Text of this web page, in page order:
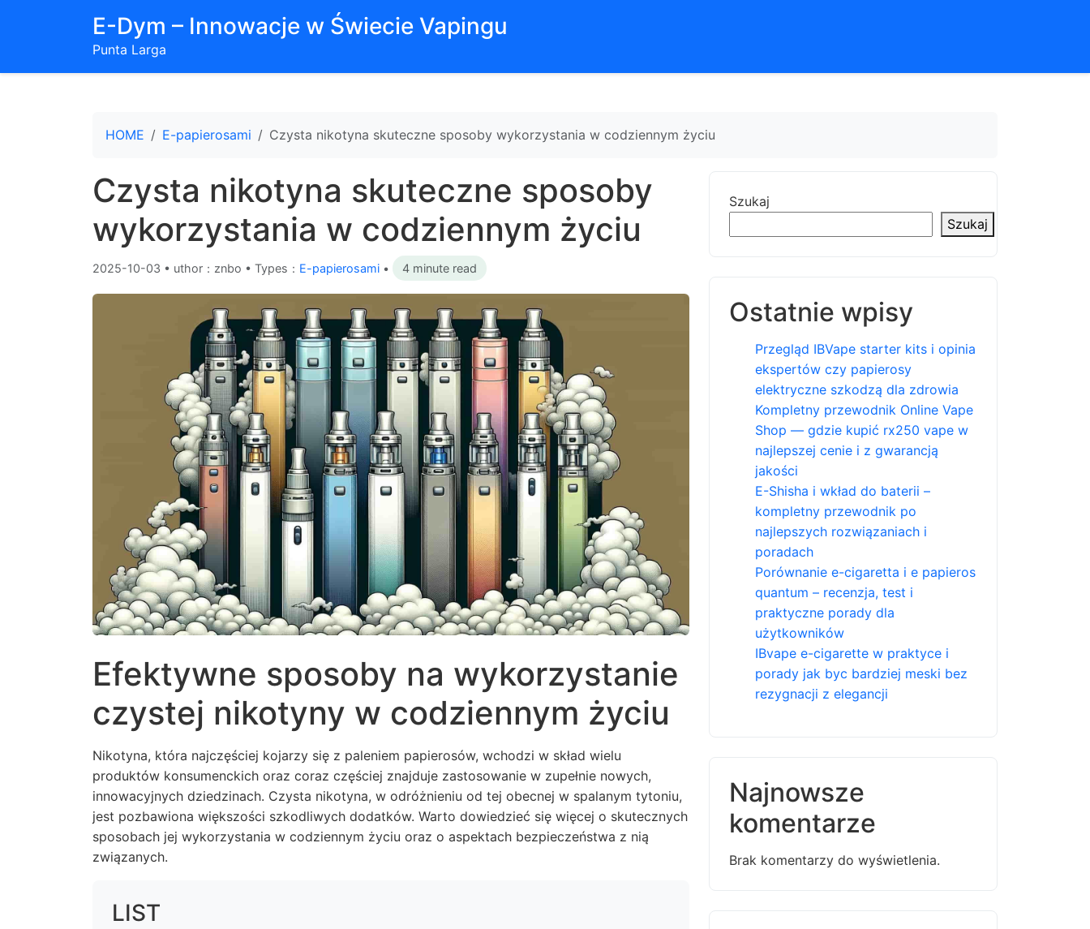
E-Dym – Innowacje w Świecie Vapingu
Punta Larga
HOME E-papierosami Czysta nikotyna skuteczne sposoby wykorzystania w codziennym życiu
Czysta nikotyna skuteczne sposoby
wykorzystania w codziennym życiu
2025-10-03 • uthor：znbo • Types： E-papierosami • 4 minute read
Efektywne sposoby na wykorzystanie
czystej nikotyny w codziennym życiu
Nikotyna, która najczęściej kojarzy się z paleniem papierosów, wchodzi w skład wielu
produktów konsumenckich oraz coraz częściej znajduje zastosowanie w zupełnie nowych,
innowacyjnych dziedzinach. Czysta nikotyna, w odróżnieniu od tej obecnej w spalanym tytoniu,
jest pozbawiona większości szkodliwych dodatków. Warto dowiedzieć się więcej o skutecznych
sposobach jej wykorzystania w codziennym życiu oraz o aspektach bezpieczeństwa z nią
związanych.
LIST
Szukaj
Szukaj
Ostatnie wpisy
Przegląd IBVape starter kits i opinia
ekspertów czy papierosy
elektryczne szkodzą dla zdrowia
Kompletny przewodnik Online Vape
Shop — gdzie kupić rx250 vape w
najlepszej cenie i z gwarancją
jakości
E-Shisha i wkład do baterii –
kompletny przewodnik po
najlepszych rozwiązaniach i
poradach
Porównanie e-cigaretta i e papieros
quantum – recenzja, test i
praktyczne porady dla
użytkowników
IBvape e-cigarette w praktyce i
porady jak byc bardziej meski bez
rezygnacji z elegancji
Najnowsze
komentarze
Brak komentarzy do wyświetlenia.